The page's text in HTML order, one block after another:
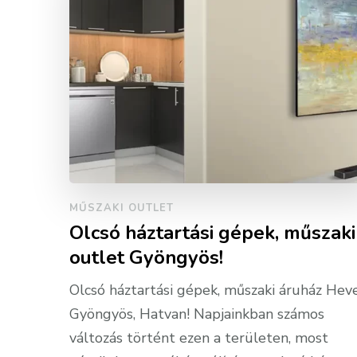
MŰSZAKI OUTLET
Olcsó háztartási gépek, műszaki
outlet Gyöngyös!
Olcsó háztartási gépek, műszaki áruház
Gyöngyös, Hatvan! Napjainkban számos
változás történt ezen a területen, most